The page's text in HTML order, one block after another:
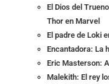
El Dios del
Thor en Marvel
El padre de Loki
Encantadora: La
Eric Masterson:
Malekith: El rey